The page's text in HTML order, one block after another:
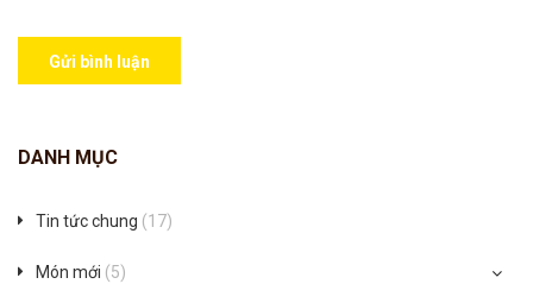
Gửi bình luận
DANH MỤC
Tin tức chung (17)
Món mới (5)